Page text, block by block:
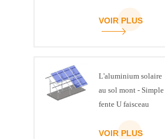
VOIR PLUS
L'aluminium solaire
au sol mont - Simple
fente U faisceau
VOIR PLUS